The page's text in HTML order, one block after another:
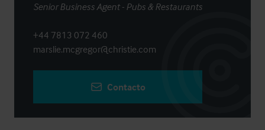
Senior Business Agent - Pubs & Restaurants
+44 7813 072 460
marslie.mcgregor@christie.com
Contacto